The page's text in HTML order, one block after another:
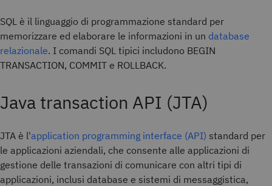
SQL è il linguaggio di programmazione standard per
memorizzare ed elaborare le informazioni in un database
relazionale. I comandi SQL tipici includono BEGIN
TRANSACTION, COMMIT e ROLLBACK.
Java transaction API (JTA)
JTA è l'application programming interface (API) standard per
le applicazioni aziendali, che consente alle applicazioni di
gestione delle transazioni di comunicare con altri tipi di
applicazioni, inclusi database e sistemi di messaggistica,